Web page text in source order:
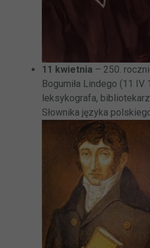
11 kwietnia – 250.
Bogumiła Lindego (11
leksykografa,
Słownika języka